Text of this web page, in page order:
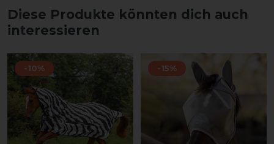
Diese Produkte könnten dich auch
interessieren
-10% -15%